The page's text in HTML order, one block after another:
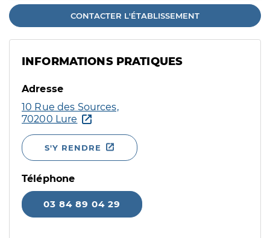
CONTACTER L'ÉTABLISSEMENT
INFORMATIONS PRATIQUES
Adresse
10 Rue des Sources,
70200 Lure
S'Y RENDRE
Téléphone
03 84 89 04 29